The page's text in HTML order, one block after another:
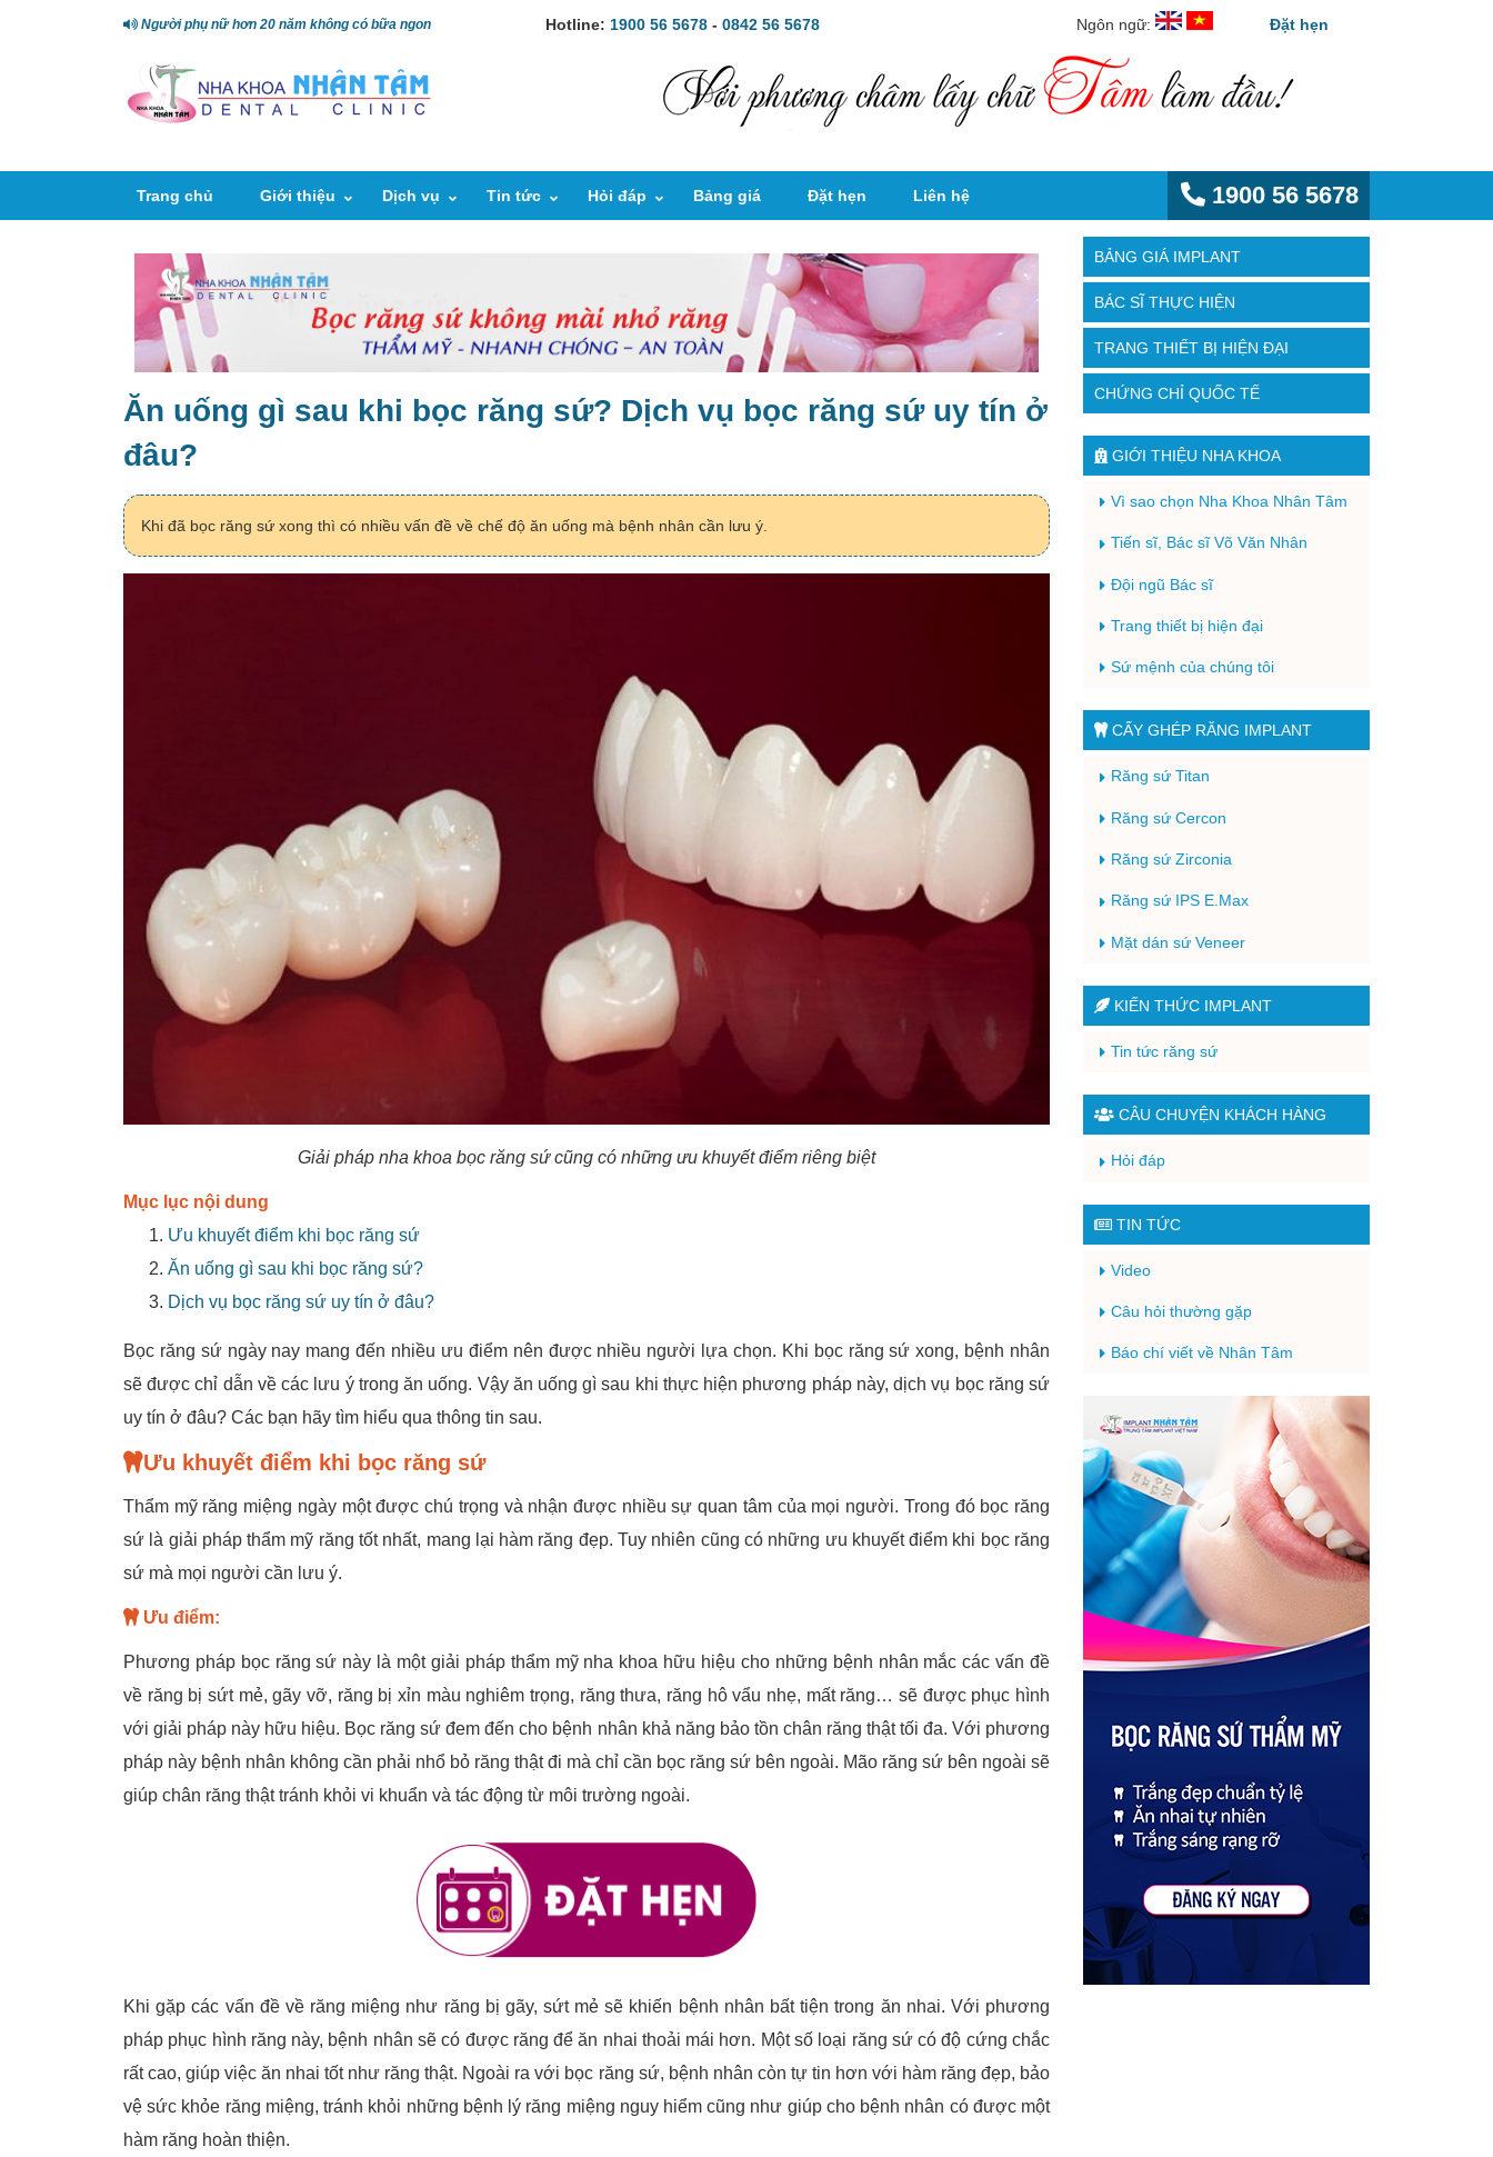
Người phụ nữ hơn 20 năm không có bữa ngon Hotline: 1900 56 5678 -0842 56 5678 Ngôn ngữ: Đặt hẹn
Trang chủ Giới thiệu Dịch vụ Tin tức Hỏi đáp Bảng giá Đặt hẹn Liên hệ 1900 56 5678
Ăn uống gì sau khi bọc răng sứ? Dịch vụ bọc răng sứ uy tín ở
đâu?
Khi đã bọc răng sứ xong thì có nhiều vấn đề về chế độ ăn uống mà bệnh nhân cần lưu ý.
Giải pháp nha khoa bọc răng sứ cũng có những ưu khuyết điểm riêng biệt
Mục lục nội dung
Ưu khuyết điểm khi bọc răng sứ
Ăn uống gì sau khi bọc răng sứ?
Dịch vụ bọc răng sứ uy tín ở đâu?
Bọc răng sứ ngày nay mang đến nhiều ưu điểm nên được nhiều người lựa chọn. Khi bọc răng sứ xong, bệnh nhân
sẽ được chỉ dẫn về các lưu ý trong ăn uống. Vậy ăn uống gì sau khi thực hiện phương pháp này, dịch vụ bọc răng sứ
uy tín ở đâu? Các bạn hãy tìm hiểu qua thông tin sau.
Ưu khuyết điểm khi bọc răng sứ
Thẩm mỹ răng miệng ngày một được chú trọng và nhận được nhiều sự quan tâm của mọi người. Trong đó bọc răng
sứ là giải pháp thẩm mỹ răng tốt nhất, mang lại hàm răng đẹp. Tuy nhiên cũng có những ưu khuyết điểm khi bọc răng
sứ mà mọi người cần lưu ý.
Ưu điểm:
Phương pháp bọc răng sứ này là một giải pháp thẩm mỹ nha khoa hữu hiệu cho những bệnh nhân mắc các vấn đề
về răng bị sứt mẻ, gãy vỡ, răng bị xỉn màu nghiêm trọng, răng thưa, răng hô vẩu nhẹ, mất răng… sẽ được phục hình
với giải pháp này hữu hiệu. Bọc răng sứ đem đến cho bệnh nhân khả năng bảo tồn chân răng thật tối đa. Với phương
pháp này bệnh nhân không cần phải nhổ bỏ răng thật đi mà chỉ cần bọc răng sứ bên ngoài. Mão răng sứ bên ngoài sẽ
giúp chân răng thật tránh khỏi vi khuẩn và tác động từ môi trường ngoài.
Khi gặp các vấn đề về răng miệng như răng bị gãy, sứt mẻ sẽ khiến bệnh nhân bất tiện trong ăn nhai. Với phương
pháp phục hình răng này, bệnh nhân sẽ có được răng để ăn nhai thoải mái hơn. Một số loại răng sứ có độ cứng chắc
rất cao, giúp việc ăn nhai tốt như răng thật. Ngoài ra với bọc răng sứ, bệnh nhân còn tự tin hơn với hàm răng đẹp, bảo
vệ sức khỏe răng miệng, tránh khỏi những bệnh lý răng miệng nguy hiểm cũng như giúp cho bệnh nhân có được một
hàm răng hoàn thiện.
BẢNG GIÁ IMPLANT
BÁC SĨ THỰC HIỆN
TRANG THIẾT BỊ HIỆN ĐẠI
CHỨNG CHỈ QUỐC TẾ
GIỚI THIỆU NHA KHOA
Vì sao chọn Nha Khoa Nhân Tâm
Tiến sĩ, Bác sĩ Võ Văn Nhân
Đội ngũ Bác sĩ
Trang thiết bị hiện đại
Sứ mệnh của chúng tôi
CẤY GHÉP RĂNG IMPLANT
Răng sứ Titan
Răng sứ Cercon
Răng sứ Zirconia
Răng sứ IPS E.Max
Mặt dán sứ Veneer
KIẾN THỨC IMPLANT
Tin tức răng sứ
CÂU CHUYỆN KHÁCH HÀNG
Hỏi đáp
TIN TỨC
Video
Câu hỏi thường gặp
Báo chí viết về Nhân Tâm